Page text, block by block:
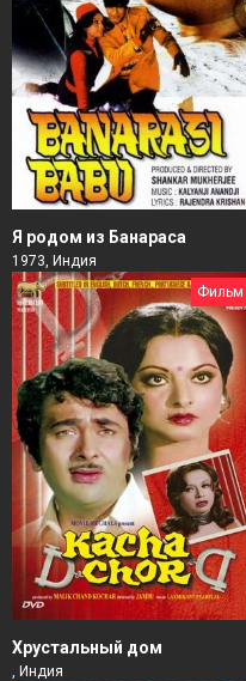
Я родом из Банараса
1973, Индия
Фильм
Хрустальный дом
, Индия